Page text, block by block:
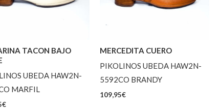
TACON BAJO
UBEDA HAW2N-
MARFIL
€
MERCEDITA CUERO
PIKOLINOS UBEDA HAW2N-
5592CO BRANDY
109,95€